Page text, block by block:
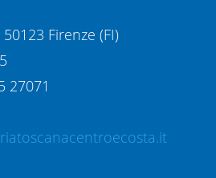
Firenze (FI)
27071